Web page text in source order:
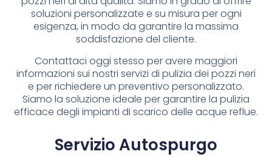
soluzioni personalizzate e su misura per ogni
esigenza, in modo da garantire la massima
soddisfazione del cliente.
Contattaci oggi stesso per avere maggiori
informazioni sui nostri servizi di pulizia dei pozzi neri
e per richiedere un preventivo personalizzato.
Siamo la soluzione ideale per garantire la pulizia
efficace degli impianti di scarico delle acque reflue.
Servizio Autospurgo